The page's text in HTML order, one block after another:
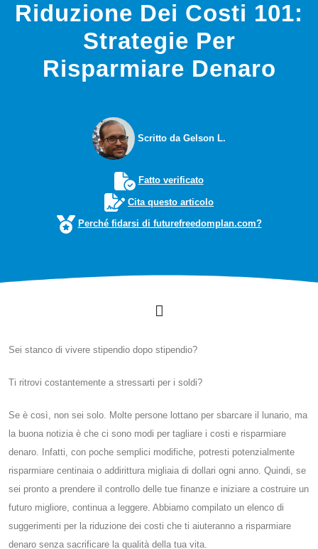
Riduzione Dei Costi 101:
Strategie Per
Risparmiare Denaro
Scritto da Gelson L.
Fatto verificato
Cita questo articolo
Perché fidarsi di futurefreedomplan.com?
Sei stanco di vivere stipendio dopo stipendio?
Ti ritrovi costantemente a stressarti per i soldi?
Se è così, non sei solo. Molte persone lottano per sbarcare il lunario, ma
la buona notizia è che ci sono modi per tagliare i costi e risparmiare
denaro. Infatti, con poche semplici modifiche, potresti potenzialmente
risparmiare centinaia o addirittura migliaia di dollari ogni anno. Quindi, se
sei pronto a prendere il controllo delle tue finanze e iniziare a costruire un
futuro migliore, continua a leggere. Abbiamo compilato un elenco di
suggerimenti per la riduzione dei costi che ti aiuteranno a risparmiare
denaro senza sacrificare la qualità della tua vita.